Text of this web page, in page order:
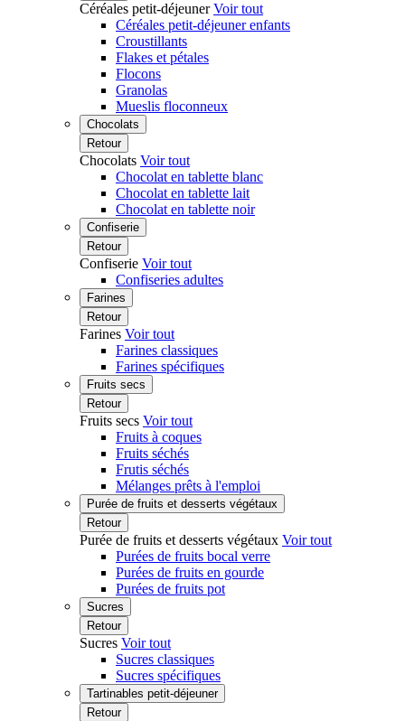
Céréales petit-déjeunerVoir tout
Céréales petit-déjeuner enfants
Croustillants
Flakes et pétales
Flocons
Granolas
Mueslis floconneux
Chocolats
Retour
Chocolats Voir tout
Chocolat en tablette blanc
Chocolat en tablette lait
Chocolat en tablette noir
Confiserie
Retour
Confiserie Voir tout
Confiseries adultes
Farines
Retour
Farines Voir tout
Farines classiques
Farines spécifiques
Fruits secs
Retour
Fruits secs Voir tout
Fruits à coques
Fruits séchés
Frutis séchés
Mélanges prêts à l'emploi
Purée de fruits et desserts végétaux
Retour
Purée de fruits et desserts végétaux Voir tout
Purées de fruits bocal verre
Purées de fruits en gourde
Purées de fruits pot
Sucres
Retour
Sucres Voir tout
Sucres classiques
Sucres spécifiques
Tartinables petit-déjeuner
Retour